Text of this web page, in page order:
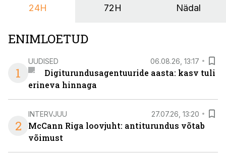
nendele vajadustele vastanud uuendusega, mis pakub
24H 72H Nädal
ENIMLOETUD
1
UUDISED 06.08.26, 13:17
Digiturundusagentuuride aasta: kasv tuli
erineva hinnaga
2
INTERVJUU 27.07.26, 13:20
McCann Riga loovjuht: antiturundus võtab
võimust